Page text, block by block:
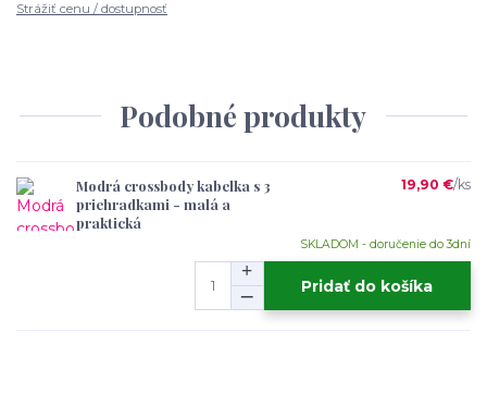
Strážiť cenu / dostupnosť
Podobné produkty
Modrá crossbody kabelka s 3
priehradkami - malá a
praktická
19,90 €/ks
SKLADOM - doručenie do 3dní
Pridať do košíka